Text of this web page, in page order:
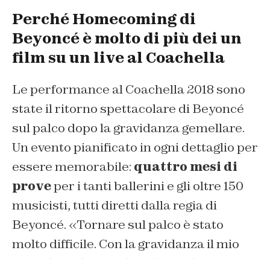
Perché Homecoming di
Beyoncé è molto di più dei un
film su un live al Coachella
Le performance al Coachella 2018 sono
state il ritorno spettacolare di Beyoncé
sul palco dopo la gravidanza gemellare.
Un evento pianificato in ogni dettaglio per
essere memorabile: quattro mesi di
proveper i tanti ballerini e gli oltre 150
musicisti, tutti diretti dalla regia di
Beyoncé. «Tornare sul palco è stato
molto difficile. Con la gravidanza il mio